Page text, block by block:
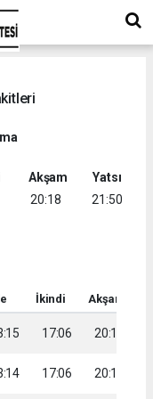
Akşam
20:18
Yatsı
21:50
İkindi Akşam
17:06 20:18
17:06 20:17